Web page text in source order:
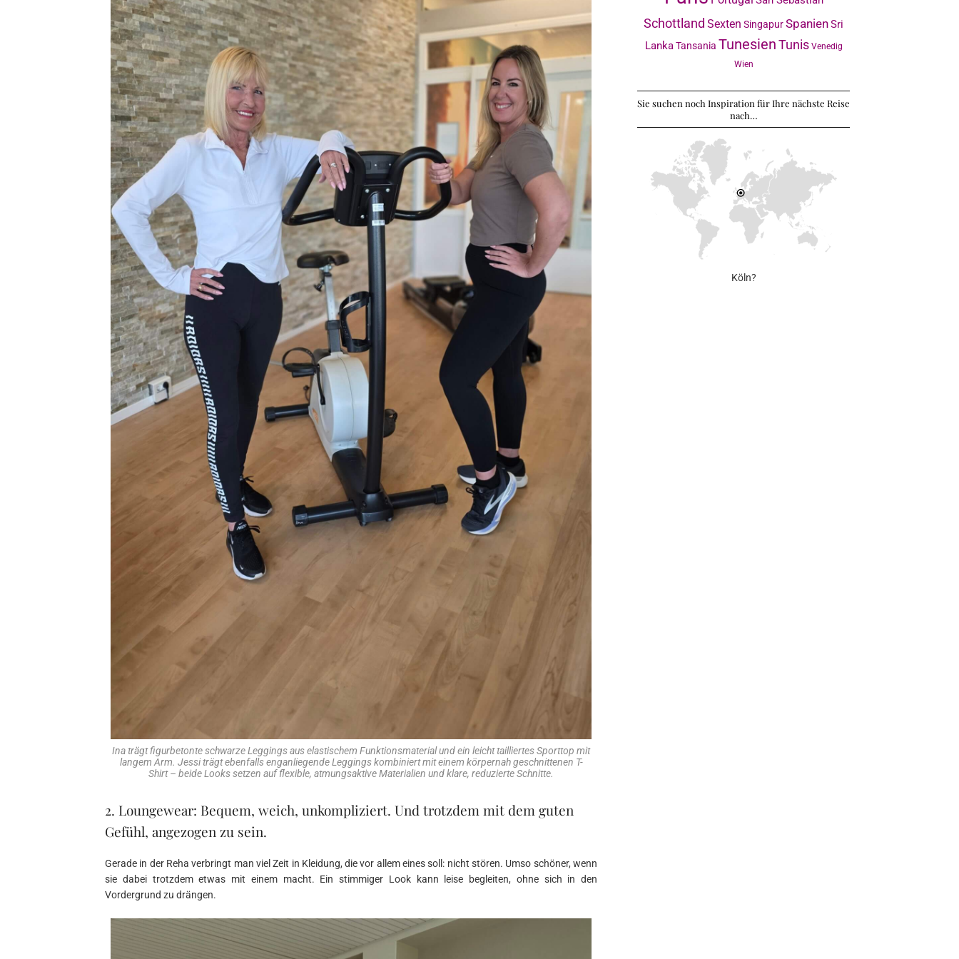
Ina trägt figurbetonte schwarze Leggings aus elastischem Funktionsmaterial und ein leicht tailliertes Sporttop mit
langem Arm. Jessi trägt ebenfalls enganliegende Leggings kombiniert mit einem körpernah geschnittenen T-
Shirt – beide Looks setzen auf flexible, atmungsaktive Materialien und klare, reduzierte Schnitte.
2. Loungewear: Bequem, weich, unkompliziert. Und trotzdem mit dem guten
Gefühl, angezogen zu sein.
Gerade in der Reha verbringt man viel Zeit in Kleidung, die vor allem eines soll: nicht stören. Umso schöner, wenn
sie dabei trotzdem etwas mit einem macht. Ein stimmiger Look kann leise begleiten, ohne sich in den
Vordergrund zu drängen.
Schottland Sexten SingapurSpanienSri
Lanka Tansania TunesienTunis Venedig
Wien
Sie suchen noch Inspiration für Ihre nächste Reise
nach…
Köln?